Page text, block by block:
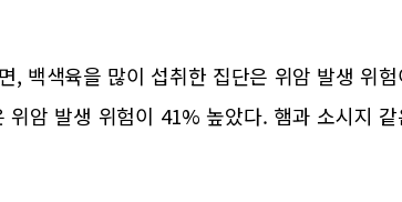
, 백색육을 많이 섭취한 집단은 위암 발생 위
위암 발생 위험이 41% 높았다. 햄과 소시지